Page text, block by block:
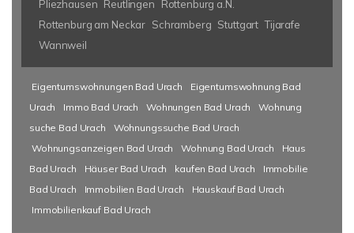
Pliezhausen Reutlingen
Rottenburg a.N.
Rottenburg am Neckar Schramberg Stuttgart Tijarafe
Wannweil
Eigentumswohnungen Bad Urach
Eigentumswohnung Bad
Urach
Immo Bad Urach Wohnungen Bad Urach
Wohnung
suche Bad Urach
Wohnungssuche Bad Urach
Wohnungsanzeigen Bad Urach
Wohnung Bad Urach
Haus
Bad Urach
Häuser Bad Urach kaufen Bad Urach
Immobilie
Bad Urach
Immobilien Bad Urach
Hauskauf Bad Urach
Immobilienkauf Bad Urach